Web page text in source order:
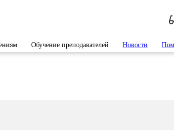
Обучение преподавателей Новости